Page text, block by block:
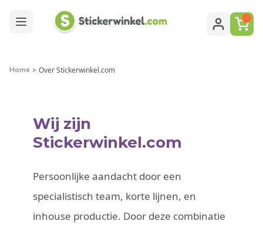
Home > Over Stickerwinkel.com
Wij zijn
Stickerwinkel.com
Persoonlijke aandacht door een
specialistisch team, korte lijnen, en
inhouse productie. Door deze combinatie